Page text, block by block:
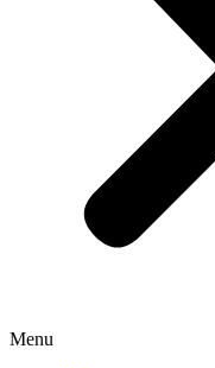
Menu